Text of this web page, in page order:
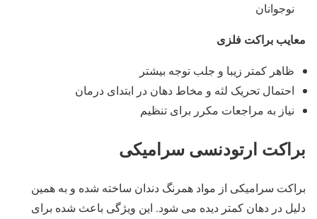
نوجوانان
معایب براکت فلزی
ظاهر کمتر زیبا و جلب توجه بیشتر
احتمال تحریک لثه و مخاط دهان در ابتدای درمان
نیاز به مراجعات مکرر برای تنظیم
براکت ارتودنسی سرامیکی
براکت سرامیکی از مواد همرنگ دندان ساخته شده و به همین
دلیل در دهان کمتر دیده می شود. این ویژگی باعث شده برای